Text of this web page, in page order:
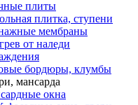
плиты
плитка, ступени
мембраны
от наледи
бордюры, клумбы
мансарда
окна